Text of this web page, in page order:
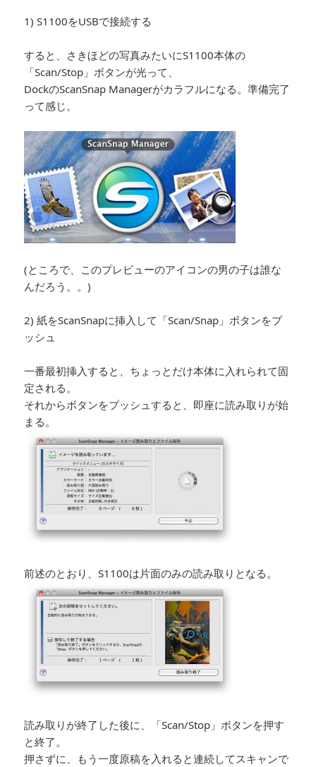
1) S1100をUSBで接続する
すると、さきほどの写真みたいにS1100本体の
「Scan/Stop」ボタンが光って、
DockのScanSnap Managerがカラフルになる。準備完了
って感じ。
(ところで、このプレビューのアイコンの男の子は誰な
んだろう。。)
2) 紙をScanSnapに挿入して「Scan/Snap」ボタンをプ
ッシュ
一番最初挿入すると、ちょっとだけ本体に入れられて固
定される。
それからボタンをプッシュすると、即座に読み取りが始
まる。
前述のとおり、S1100は片面のみの読み取りとなる。
読み取りが終了した後に、「Scan/Stop」ボタンを押す
と終了。
押さずに、もう一度原稿を入れると連続してスキャンで